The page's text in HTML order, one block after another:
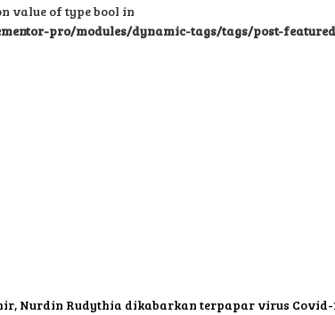
value of type bool in
pro/modules/dynamic-tags/tags/post-
Nurdin Rudythia dikabarkan terpapar virus